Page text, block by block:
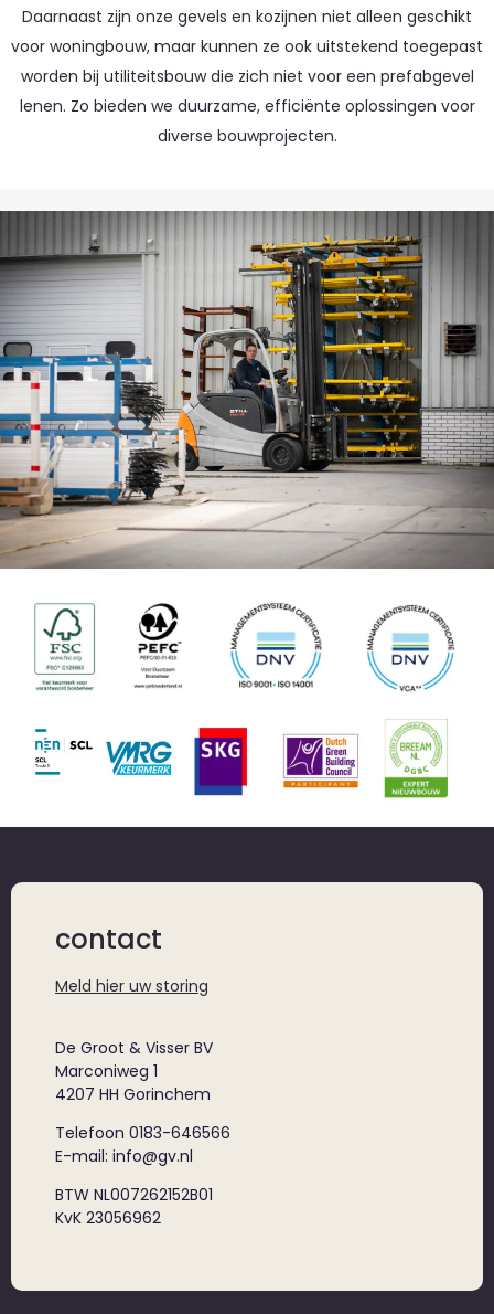
Daarnaast zijn onze gevels en kozijnen niet alleen geschikt
voor woningbouw, maar kunnen ze ook uitstekend toegepast
worden bij utiliteitsbouw die zich niet voor een prefabgevel
lenen. Zo bieden we duurzame, efficiënte oplossingen voor
diverse bouwprojecten.
contact
Meld hier uw storing
De Groot & Visser BV
Marconiweg 1
4207 HH Gorinchem
Telefoon 0183-646566
E-mail: info@gv.nl
BTW NL007262152B01
KvK 23056962